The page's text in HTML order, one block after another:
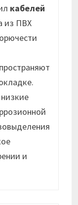
кабелей
из ПВХ
и